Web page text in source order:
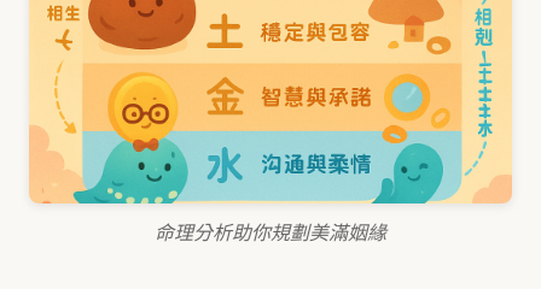
命理分析助你規劃美滿姻緣